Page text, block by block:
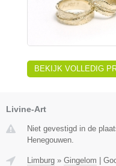
BEKIJK VOLLEDIG
Livine-Art
Niet gevestigd in de
Henegouwen.
Limburg » Gingelom